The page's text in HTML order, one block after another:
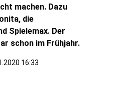
machen. Dazu
die
Spielemax. Der
schon im Frühjahr.
16:33